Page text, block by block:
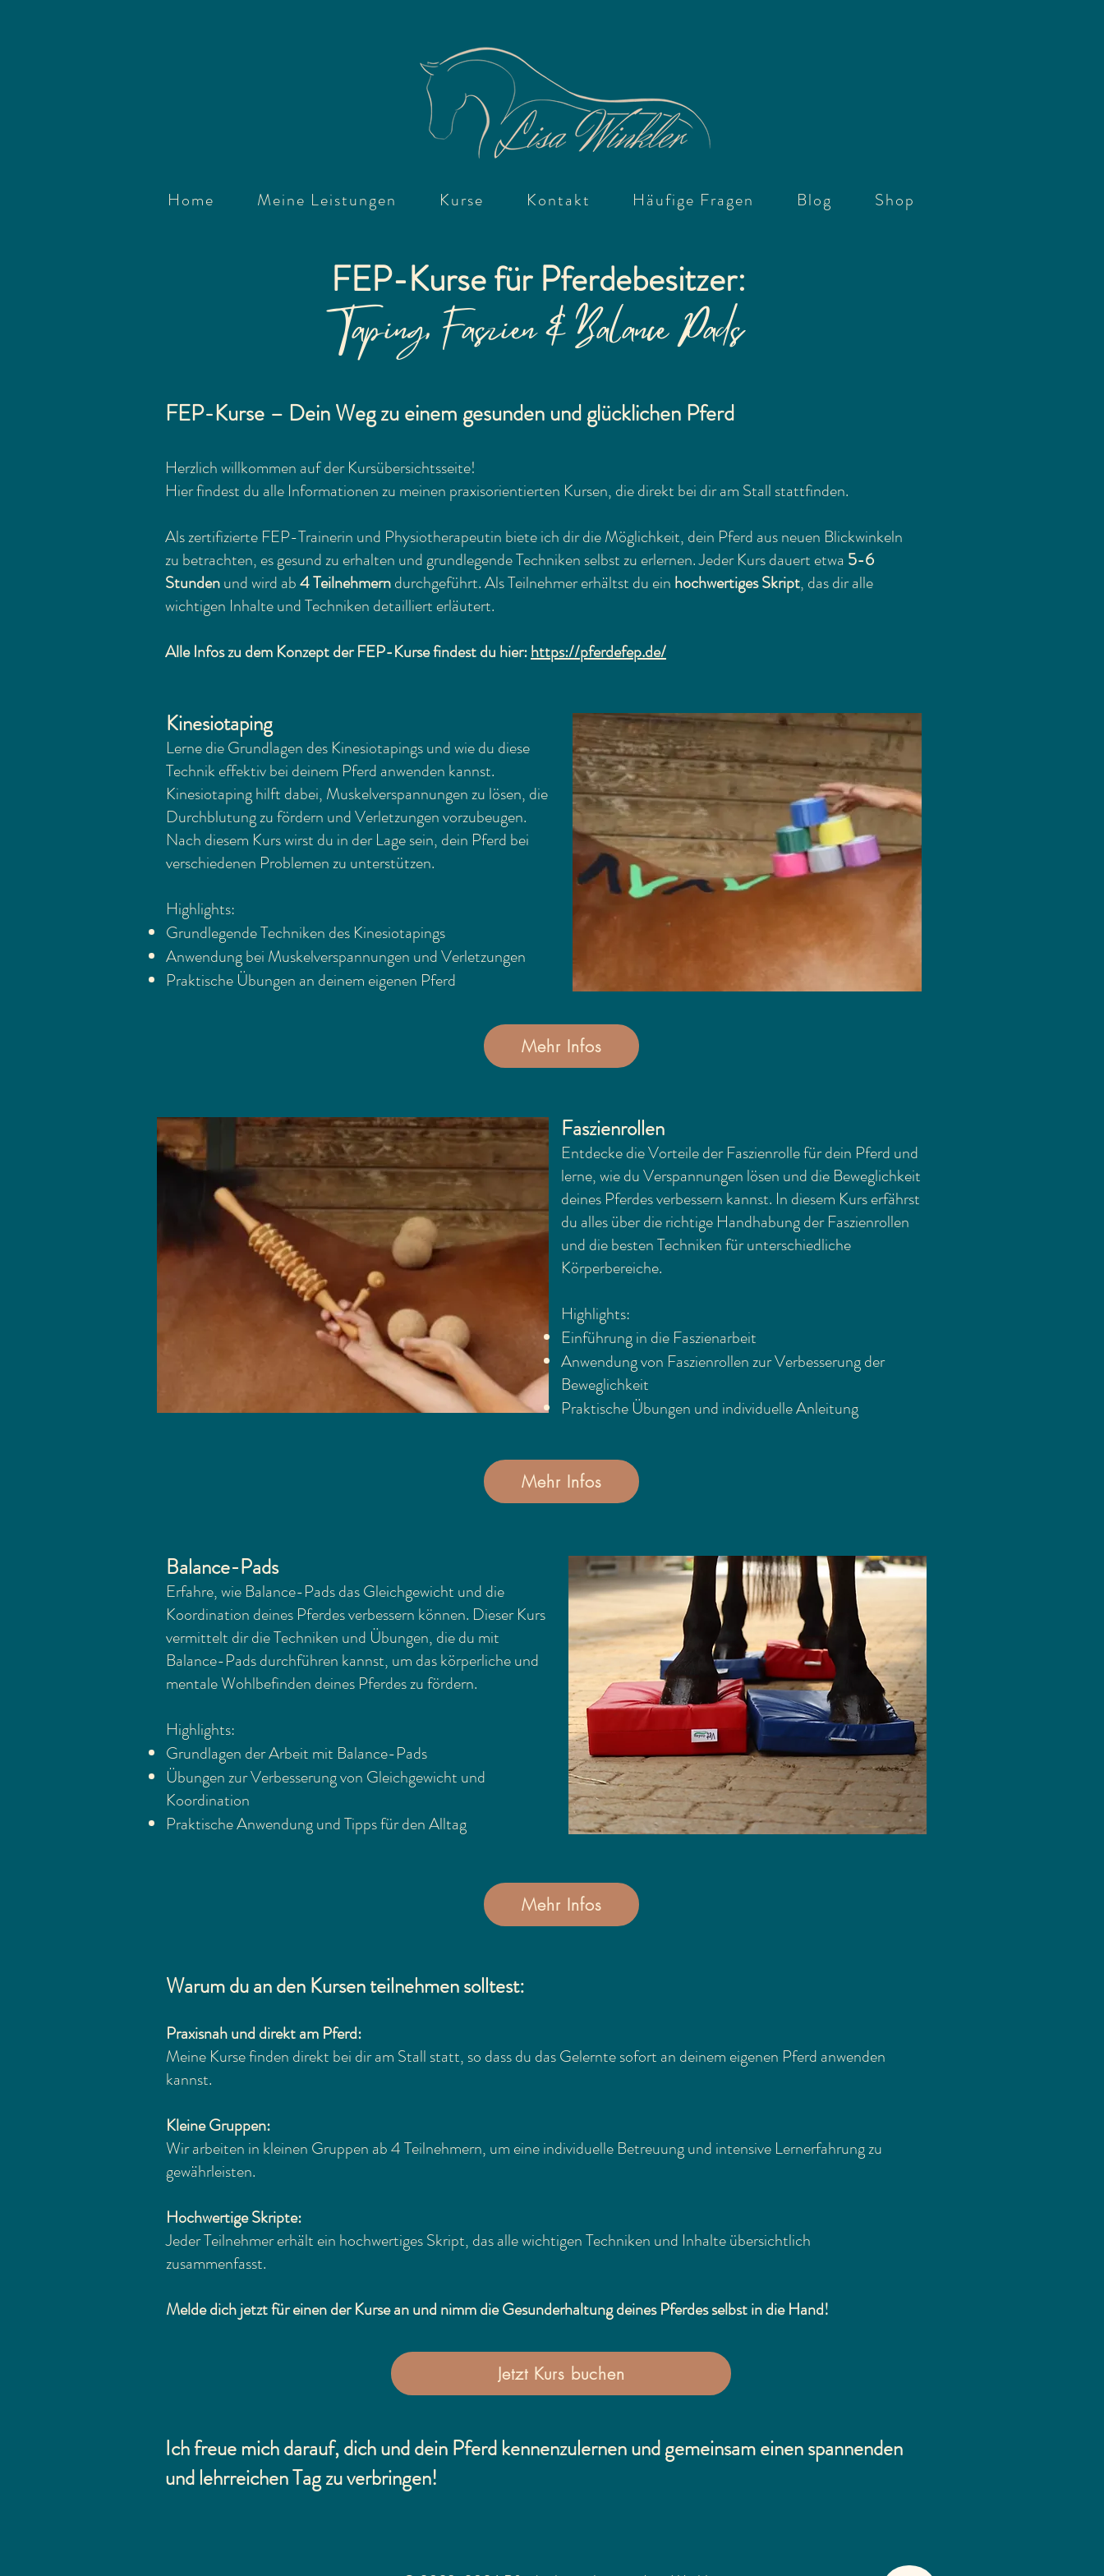
Home Meine Leistungen Kurse Kontakt Häufige Fragen Blog Shop
FEP-Kurse für Pferdebesitzer:
Taping, Faszien & Balance Pads
FEP-Kurse – Dein Weg zu einem gesunden und glücklichen Pferd
Herzlich willkommen auf der Kursübersichtsseite!
Hier findest du alle Informationen zu meinen praxisorientierten Kursen, die direkt bei dir am Stall stattfinden.
Als zertifizierte FEP-Trainerin und Physiotherapeutin biete ich dir die Möglichkeit, dein Pferd aus neuen Blickwinkeln
zu betrachten, es gesund zu erhalten und grundlegende Techniken selbst zu erlernen. Jeder Kurs dauert etwa 5-6
Stundenund wird ab4 Teilnehmerndurchgeführt. Als Teilnehmer erhältst du ein hochwertiges Skript, das dir alle
wichtigen Inhalte und Techniken detailliert erläutert.
Alle Infos zu dem Konzept der FEP-Kurse findest du hier:https://pferdefep.de/
Kinesiotaping
Lerne die Grundlagen des Kinesiotapings und wie du diese
Technik effektiv bei deinem Pferd anwenden kannst.
Kinesiotaping hilft dabei, Muskelverspannungen zu lösen, die
Durchblutung zu fördern und Verletzungen vorzubeugen.
Nach diesem Kurs wirst du in der Lage sein, dein Pferd bei
verschiedenen Problemen zu unterstützen.
Highlights:
Grundlegende Techniken des Kinesiotapings
Anwendung bei Muskelverspannungen und Verletzungen
Praktische Übungen an deinem eigenen Pferd
Mehr Infos
Faszienrollen
Entdecke die Vorteile der Faszienrolle für dein Pferd und
lerne, wie du Verspannungen lösen und die Beweglichkeit
deines Pferdes verbessern kannst. In diesem Kurs erfährst
du alles über die richtige Handhabung der Faszienrollen
und die besten Techniken für unterschiedliche
Körperbereiche.
Highlights:
Einführung in die Faszienarbeit
Anwendung von Faszienrollen zur Verbesserung der
Beweglichkeit
Praktische Übungen und individuelle Anleitung
Mehr Infos
Balance-Pads
Erfahre, wie Balance-Pads das Gleichgewicht und die
Koordination deines Pferdes verbessern können. Dieser Kurs
vermittelt dir die Techniken und Übungen, die du mit
Balance-Pads durchführen kannst, um das körperliche und
mentale Wohlbefinden deines Pferdes zu fördern.
Highlights:
Grundlagen der Arbeit mit Balance-Pads
Übungen zur Verbesserung von Gleichgewicht und
Koordination
Praktische Anwendung und Tipps für den Alltag
Mehr Infos
Warum du an den Kursen teilnehmen solltest:
Praxisnah und direkt am Pferd:
Meine Kurse finden direkt bei dir am Stall statt, so dass du das Gelernte sofort an deinem eigenen Pferd anwenden
kannst.
Kleine Gruppen:
Wir arbeiten in kleinen Gruppen ab 4 Teilnehmern, um eine individuelle Betreuung und intensive Lernerfahrung zu
gewährleisten.
Hochwertige Skripte:
Jeder Teilnehmer erhält ein hochwertiges Skript, das alle wichtigen Techniken und Inhalte übersichtlich
zusammenfasst.
Melde dich jetzt für einen der Kurse an und nimm die Gesunderhaltung deines Pferdes selbst in die Hand!
Jetzt Kurs buchen
Ich freue mich darauf, dich und dein Pferd kennenzulernen und gemeinsam einen spannenden
und lehrreichen Tag zu verbringen!